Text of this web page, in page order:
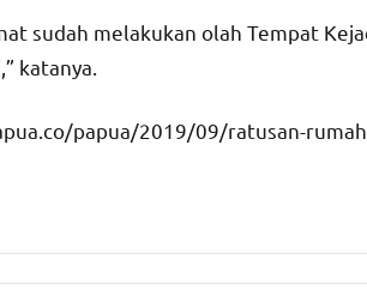
sudah melakukan olah Tempat
katanya.
papua/2019/09/ratusan-